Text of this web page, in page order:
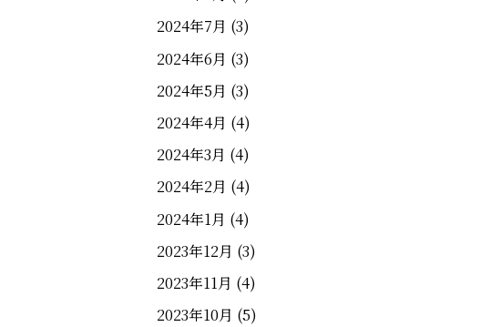
2024年7月 (3)
2024年6月 (3)
2024年5月 (3)
2024年4月 (4)
2024年3月 (4)
2024年2月 (4)
2024年1月 (4)
2023年12月 (3)
2023年11月 (4)
2023年10月 (5)